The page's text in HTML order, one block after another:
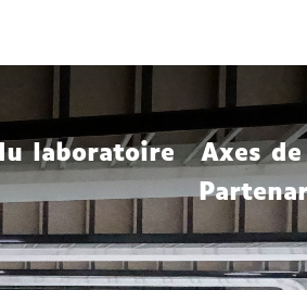
contenu
laboratoire Axes